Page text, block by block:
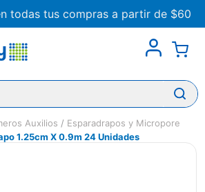
todas tus compras a partir de $60
Auxilios
Esparadrapos y Micropore
1.25cm X 0.9m 24 Unidades